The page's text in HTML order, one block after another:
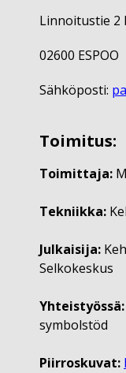
Linnoitustie 2
02600 ESPOO
Sähköposti:
Toimitus:
Toimittaja:
Tekniikka:
Julkaisija:
Selkokeskus
Yhteistyössä:
symbolstöd
Piirroskuvat: